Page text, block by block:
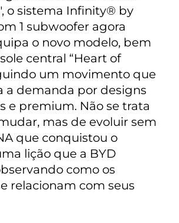
o sistema Infinity® by
1 subwoofer agora
o novo modelo, bem
central “Heart of
um movimento que
a demanda por designs
e premium. Não se trata
mas de evoluir sem
que conquistou o
lição que a BYD
como os
relacionam com seus